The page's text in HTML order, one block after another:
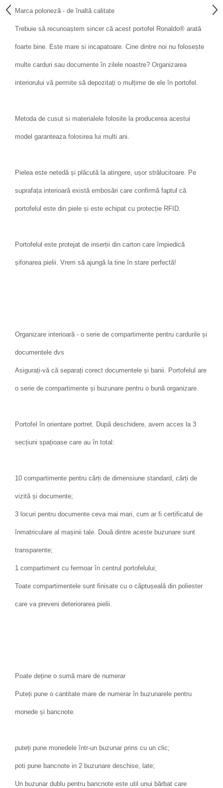
Marca poloneză - de înaltă calitate
Trebuie să recunoaștem sincer că acest portofel Ronaldo® arată
foarte bine. Este mare si incapatoare. Cine dintre noi nu folosește
multe carduri sau documente în zilele noastre? Organizarea
interiorului vă permite să depozitați o mulțime de ele în portofel.
Metoda de cusut si materialele folosite la producerea acestui
model garanteaza folosirea lui multi ani.
Pielea este netedă și plăcută la atingere, ușor strălucitoare. Pe
suprafața interioară există embosări care confirmă faptul că
portofelul este din piele și este echipat cu protecție RFID.
Portofelul este protejat de inserții din carton care împiedică
șifonarea pielii. Vrem să ajungă la tine în stare perfectă!
Organizare interioară - o serie de compartimente pentru cardurile și
documentele dvs
Asigurați-vă că separați corect documentele și banii. Portofelul are
o serie de compartimente și buzunare pentru o bună organizare.
Portofel în orientare portret. După deschidere, avem acces la 3
secțiuni spațioase care au în total:
10 compartimente pentru cărți de dimensiune standard, cărți de
vizită și documente;
3 locuri pentru documente ceva mai mari, cum ar fi certificatul de
înmatriculare al mașinii tale. Două dintre aceste buzunare sunt
transparente;
1 compartiment cu fermoar în centrul portofelului;
Toate compartimentele sunt finisate cu o căptușeală din poliester
care va preveni deteriorarea pielii.
Poate deține o sumă mare de numerar
Puteți pune o cantitate mare de numerar în buzunarele pentru
monede și bancnote.
puteți pune monedele într-un buzunar prins cu un clic;
poti pune bancnote in 2 buzunare deschise, late;
Un buzunar dublu pentru bancnote este util unui bărbat care